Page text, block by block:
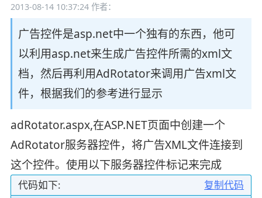
2013-08-14 10:37:24作者：
广告控件是asp.net中一个独有的东西，他可
以利用asp.net来生成广告控件所需的xml文
档，然后再利用AdRotator来调用广告xml文
件，根据我们的参考进行显示
adRotator.aspx,在ASP.NET页面中创建一个
AdRotator服务器控件，将广告XML文件连接到
这个控件。使用以下服务器控件标记来完成
复制代码
代码如下: